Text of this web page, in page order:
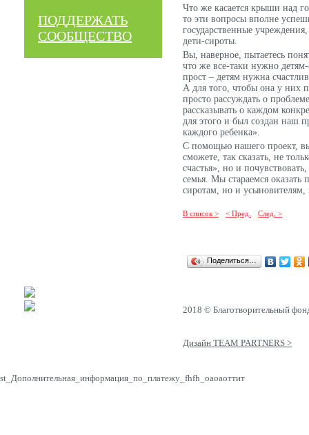
ПОДДЕРЖАТЬ
СООБЩЕСТВО
Что же касается крыши над
то эти вопросы вполне
государственные
дети-сироты.
Вы, наверное, пытаетесь
что же все-таки нужно
прост – детям нужна
А для того, чтобы она у них
просто рассуждать о
рассказывать о каждом
для этого и был создан наш
каждого ребенка».
С помощью нашего проект,
сможете, так сказать, не
счастья», но и почувствовать,
семья. Мы стараемся оказать
сиротам, но и
В список > < Пред. След. >
Поделиться…
2018 © Благотворительный
Дизайн TEAM PARTNERS >
st_Дополнительная_информация_по_платежу_fhfh_оаоаоттит